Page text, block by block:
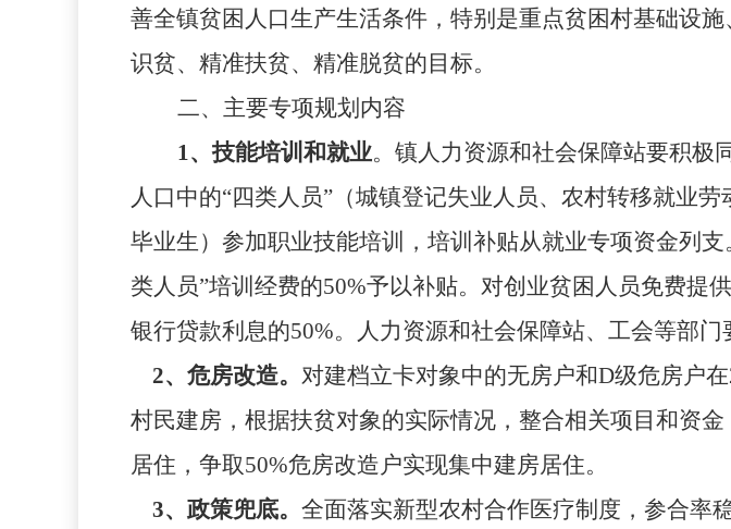
善全镇贫困人口生产生活条件，特别是重点贫困村基础设
识贫、精准扶贫、精准脱贫的目标。
二、主要专项规划内容
1、技能培训和就业。镇人力资源和社会保障站要积极
人口中的“四类人员”（城镇登记失业人员、农村转移就业
毕业生）参加职业技能培训，培训补贴从就业专项资金列
类人员”培训经费的50%予以补贴。对创业贫困人员免费提
银行贷款利息的50%。人力资源和社会保障站、工会等部门
2、危房改造。 对建档立卡对象中的无房户和D级危房户在
村民建房，根据扶贫对象的实际情况，整合相关项目和资
居住，争取50%危房改造户实现集中建房居住。
3、政策兜底。 全面落实新型农村合作医疗制度，参合率